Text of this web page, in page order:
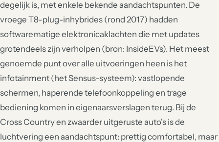
degelijk is, met enkele bekende aandachtspunten. De
vroege T8-plug-inhybrides (rond 2017) hadden
softwarematige elektronicaklachten die met updates
grotendeels zijn verholpen (bron: InsideEVs). Het meest
genoemde punt over alle uitvoeringen heen is het
infotainment (het Sensus-systeem): vastlopende
schermen, haperende telefoonkoppeling en trage
bediening komen in eigenaarsverslagen terug. Bij de
Cross Country en zwaarder uitgeruste auto's is de
luchtvering een aandachtspunt: prettig comfortabel, maar